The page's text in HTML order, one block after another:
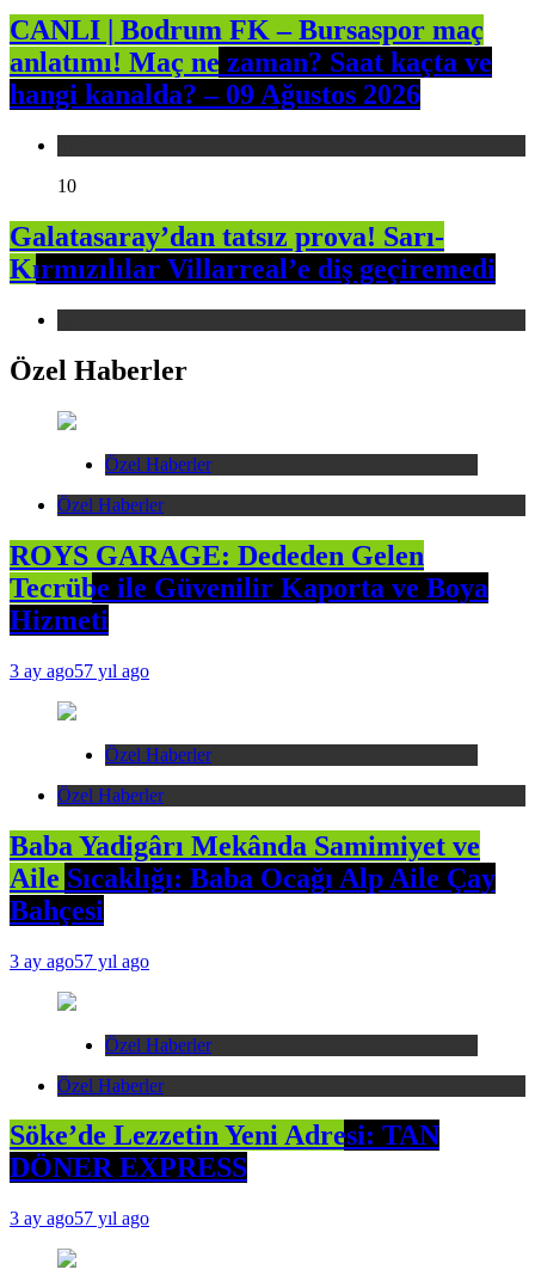
CANLI | Bodrum FK – Bursaspor maç
anlatımı! Maç ne zaman? Saat kaçta ve
hangi kanalda? – 09 Ağustos 2026
10
Galatasaray’dan tatsız prova! Sarı-
Kırmızılılar Villarreal’e diş geçiremedi
Özel Haberler
Özel Haberler
Özel Haberler
ROYS GARAGE: Dededen Gelen
Tecrübe ile Güvenilir Kaporta ve Boya
Hizmeti
3 ay ago57 yıl ago
Özel Haberler
Özel Haberler
Baba Yadigârı Mekânda Samimiyet ve
Aile Sıcaklığı: Baba Ocağı Alp Aile Çay
Bahçesi
3 ay ago57 yıl ago
Özel Haberler
Özel Haberler
Söke’de Lezzetin Yeni Adresi: TAN
DÖNER EXPRESS
3 ay ago57 yıl ago